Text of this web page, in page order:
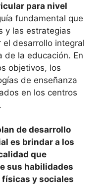
para nivel
fundamental que
y las estrategias
el desarrollo integral
de la educación. En
objetivos, los
de enseñanza
en los centros
de desarrollo
es brindar a los
que
sus habilidades
y sociales